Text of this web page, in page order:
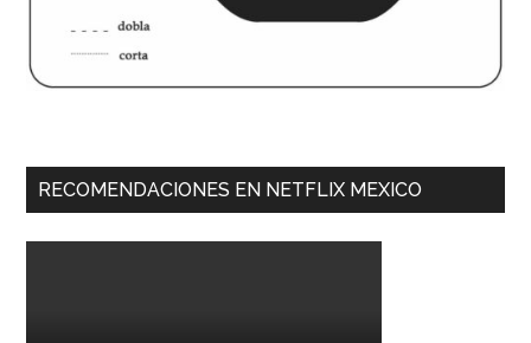
RECOMENDACIONES EN NETFLIX MEXICO